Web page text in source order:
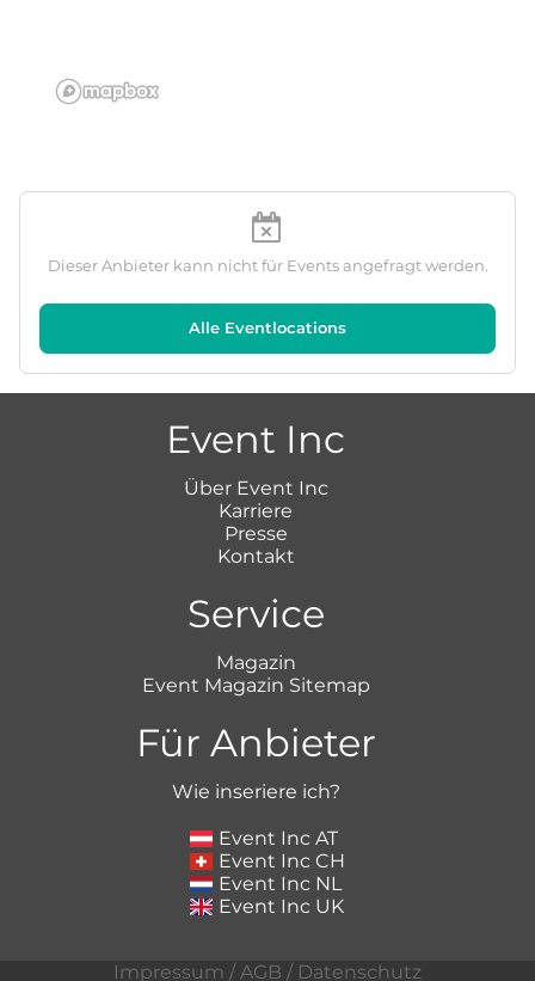
Dieser Anbieter kann nicht für Events angefragt werden.
Alle Eventlocations
Event Inc
Über Event Inc
Karriere
Presse
Kontakt
Service
Magazin
Event Magazin Sitemap
Für Anbieter
Wie inseriere ich?
Event Inc AT
Event Inc CH
Event Inc NL
Event Inc UK
Impressum / AGB / Datenschutz